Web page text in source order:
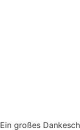
Ein großes